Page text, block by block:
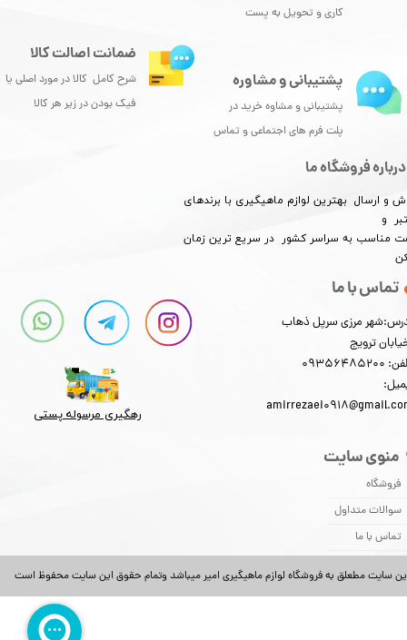
★★ ★★★
سایت مطعلق به فروشگاه لوازم ماهیگیری امیر میباشد وتمام حقوق این سایت محفوظ است
کاری و تحویل به پست
درباره فروشگاه ما
و ارسال بهترین لوازم ماهیگیری با برندهای
و
مناسب به سراسر کشور در سریع ترین زمان
منوی سایت
فروشگاه
سوالات متداول
تماس با ما
تماس با ما
مرزی سرپل ذهاب
ترویج
پشتیبانی و مشاوره
پشتیبانی و مشاوه خرید در
پلت فرم های اجتماعی و تماس
ضمانت اصالت کالا
شرح کامل کالا در مورد اصلی یا
فیک بودن در زیر هر کالا
رهگیری مرسوله پستی​​​​​​​